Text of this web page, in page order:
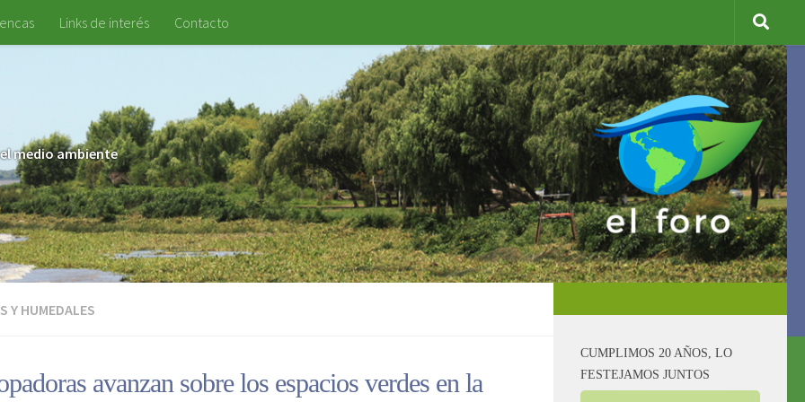
Links de interés Contacto
medio ambiente
Y HUMEDALES
avanzan sobre los espacios verdes en la
CUMPLIMOS 20 AÑOS, LO
FESTEJAMOS JUNTOS